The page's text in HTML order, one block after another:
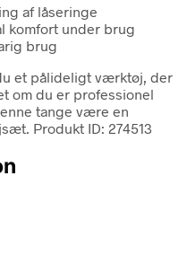
af låseringe
komfort under brug
brug
et pålideligt værktøj, der
om du er professionel
tange være en
Produkt ID: 274513